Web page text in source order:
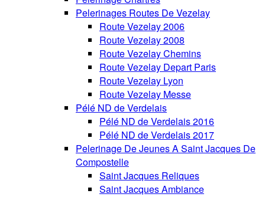
Pelerinages Routes De Vezelay
Route Vezelay 2006
Route Vezelay 2008
Route Vezelay Chemins
Route Vezelay Depart Paris
Route Vezelay Lyon
Route Vezelay Messe
Pélé ND de Verdelais
Pélé ND de Verdelais 2016
Pélé ND de Verdelais 2017
Pelerinage De Jeunes A Saint Jacques De
Compostelle
Saint Jacques Reliques
Saint Jacques Ambiance